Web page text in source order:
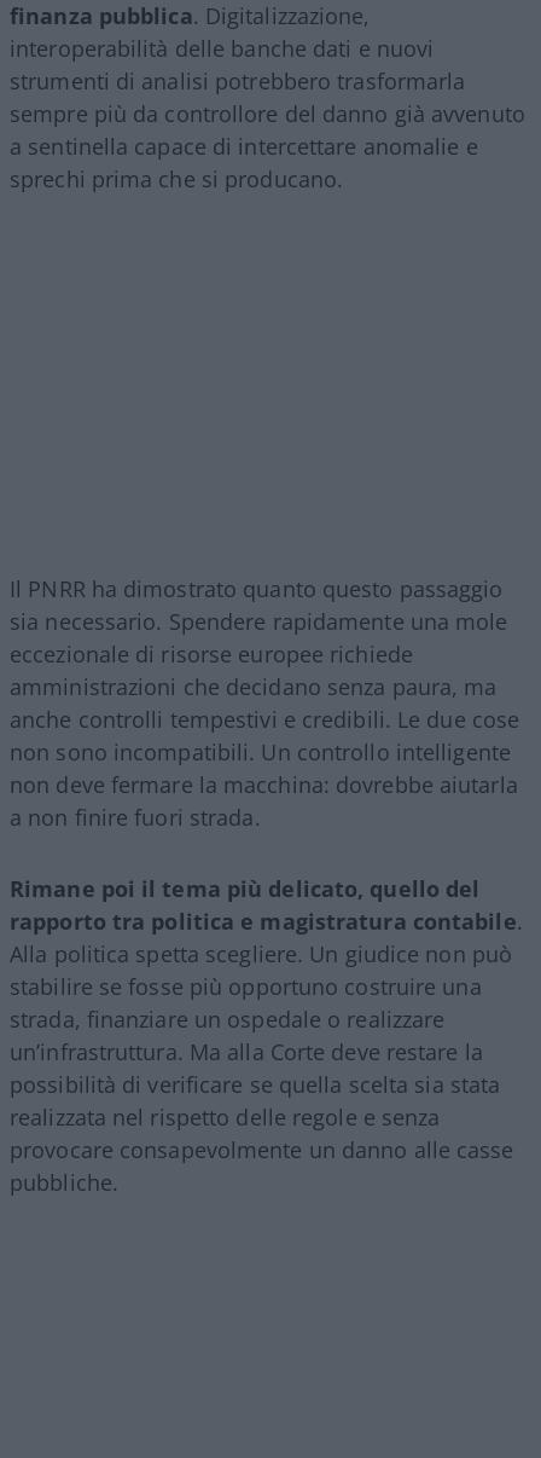
finanza pubblica. Digitalizzazione,
interoperabilità delle banche dati e nuovi
strumenti di analisi potrebbero trasformarla
sempre più da controllore del danno già avvenuto
a sentinella capace di intercettare anomalie e
sprechi prima che si producano.
Il PNRR ha dimostrato quanto questo passaggio
sia necessario. Spendere rapidamente una mole
eccezionale di risorse europee richiede
amministrazioni che decidano senza paura, ma
anche controlli tempestivi e credibili. Le due cose
non sono incompatibili. Un controllo intelligente
non deve fermare la macchina: dovrebbe aiutarla
a non finire fuori strada.
Rimane poi il tema più delicato, quello del
rapporto tra politica e magistratura contabile.
Alla politica spetta scegliere. Un giudice non può
stabilire se fosse più opportuno costruire una
strada, finanziare un ospedale o realizzare
un’infrastruttura. Ma alla Corte deve restare la
possibilità di verificare se quella scelta sia stata
realizzata nel rispetto delle regole e senza
provocare consapevolmente un danno alle casse
pubbliche.